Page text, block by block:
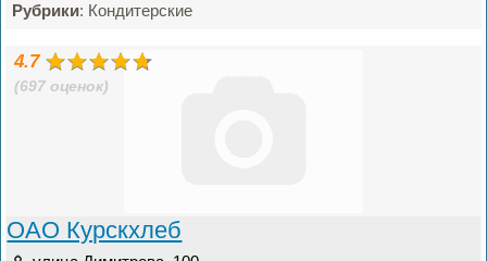
Рубрики: Кондитерские
4.7
(697 оценок)
ОАО Курскхлеб